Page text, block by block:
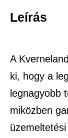
Leírás
A
ki, hogy a
legnagyobb
miközben